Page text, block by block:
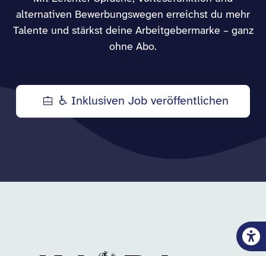
alternativen Bewerbungswegen erreichst du mehr
Talente und stärkst deine Arbeitgebermarke – ganz
ohne Abo.
♿ Inklusiven Job veröffentlichen